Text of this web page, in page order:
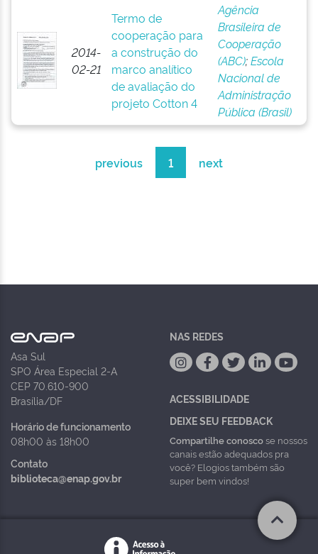
2014-
02-21
Termo de
cooperação para
a construção do
marco analítico
de avaliação do
projeto Cotton 4
Agência
Brasileira de
Cooperação
(ABC);Escola
Nacional de
Administração
Pública (Brasil)
previous 1 next
Asa Sul
SPO Área Especial 2-A
CEP 70.610-900
Brasília/DF
Horário de funcionamento
08h00 às 18h00
Contato
biblioteca@enap.gov.br
NAS REDES
ACESSIBILIDADE
DEIXE SEU FEEDBACK
Compartilhe conoscose nossos
canais estão adequados pra
você? Elogios também são
super bem vindos!